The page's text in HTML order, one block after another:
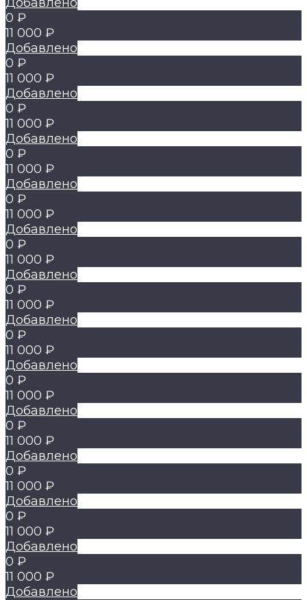
0 ₽
11 000 ₽
Добавлено
0 ₽
11 000 ₽
Добавлено
0 ₽
11 000 ₽
Добавлено
0 ₽
11 000 ₽
Добавлено
0 ₽
11 000 ₽
Добавлено
0 ₽
11 000 ₽
Добавлено
0 ₽
11 000 ₽
Добавлено
0 ₽
11 000 ₽
Добавлено
0 ₽
11 000 ₽
Добавлено
0 ₽
11 000 ₽
Добавлено
0 ₽
11 000 ₽
Добавлено
0 ₽
11 000 ₽
Добавлено
0 ₽
11 000 ₽
Добавлено